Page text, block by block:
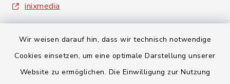
Wir weisen darauf hin, dass wir technisch notwendige
Cookies einsetzen, um eine optimale Darstellung unserer
Website zu ermöglichen. Die Einwilligung zur Nutzung
inixmedia